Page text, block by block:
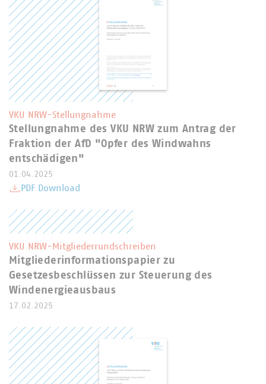
VKU NRW-Stellungnahme
Stellungnahme des VKU NRW zum Antrag der
Fraktion der AfD "Opfer des Windwahns
entschädigen"
01.04.2025
PDF Download
VKU NRW-Mitgliederrundschreiben
Mitgliederinformationspapier zu
Gesetzesbeschlüssen zur Steuerung des
Windenergieausbaus
17.02.2025